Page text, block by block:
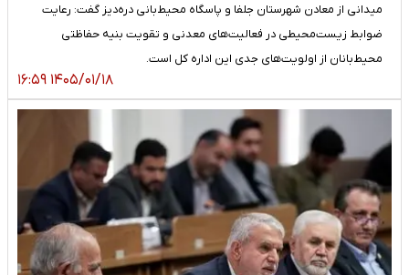
میدانی از معادن شهرستان جلفا و پاسگاه محیط‌بانی دره‌دیز گفت: رعایت
ضوابط زیست‌محیطی در فعالیت‌های معدنی و تقویت بنیه حفاظتی
محیط‌بانان از اولویت‌های جدی این اداره کل است.
۱۴۰۵/۰۱/۱۸ ۱۶:۵۹